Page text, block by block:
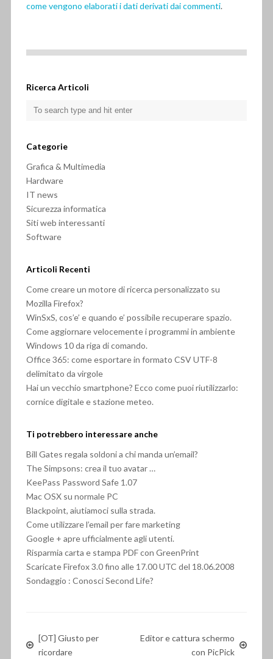
come vengono elaborati i dati derivati dai commenti.
Ricerca Articoli
Categorie
Grafica & Multimedia
Hardware
IT news
Sicurezza informatica
Siti web interessanti
Software
Articoli Recenti
Come creare un motore di ricerca personalizzato su
Mozilla Firefox?
WinSxS, cos’e’ e quando e’ possibile recuperare spazio.
Come aggiornare velocemente i programmi in ambiente
Windows 10 da riga di comando.
Office 365: come esportare in formato CSV UTF-8
delimitato da virgole
Hai un vecchio smartphone? Ecco come puoi riutilizzarlo:
cornice digitale e stazione meteo.
Ti potrebbero interessare anche
Bill Gates regala soldoni a chi manda un’email?
The Simpsons: crea il tuo avatar …
KeePass Password Safe 1.07
Mac OSX su normale PC
Blackpoint, aiutiamoci sulla strada.
Come utilizzare l’email per fare marketing
Google + apre ufficialmente agli utenti.
Risparmia carta e stampa PDF con GreenPrint
Scaricate Firefox 3.0 fino alle 17.00 UTC del 18.06.2008
Sondaggio : Conosci Second Life?
[OT] Giusto per
ricordare
Editor e cattura schermo
con PicPick